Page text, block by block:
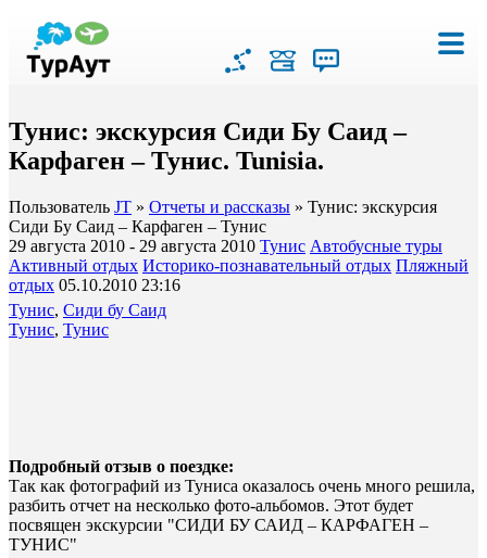
Тунис: экскурсия Сиди Бу Саид –
Карфаген – Тунис. Tunisia.
Пользователь JT » Отчеты и рассказы » Тунис: экскурсия
Сиди Бу Саид – Карфаген – Тунис
29 августа 2010 - 29 августа 2010 Тунис Автобусные туры
Активный отдых Историко-познавательный отдых Пляжный
отдых 05.10.2010 23:16
Тунис, Сиди бу Саид
Тунис, Тунис
Подробный отзыв о поездке:
Так как фотографий из Туниса оказалось очень много решила,
разбить отчет на несколько фото-альбомов. Этот будет
посвящен экскурсии "СИДИ БУ САИД – КАРФАГЕН –
ТУНИС"